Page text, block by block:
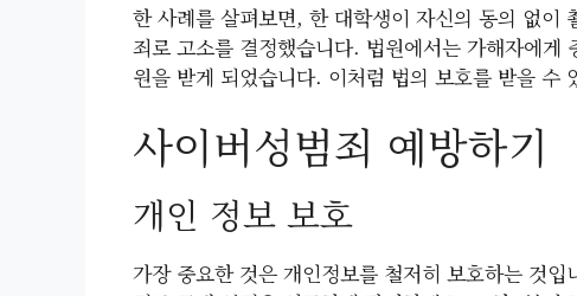
한 사례를 살펴보면, 한 대학생이 자신의 동의 없이
죄로 고소를 결정했습니다. 법원에서는 가해자에게
원을 받게 되었습니다. 이처럼 법의 보호를 받을 수
사이버성범죄 예방하기
개인 정보 보호
가장 중요한 것은 개인정보를 철저히 보호하는 것